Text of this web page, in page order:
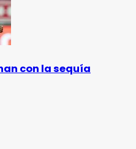
con la sequía